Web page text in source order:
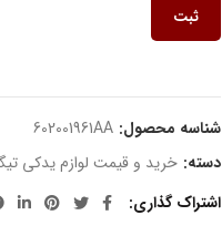
ثبت
شناسه محصول: 602001961AA
دسته: خرید و قیمت لوازم یدکی
اشتراک گذاری